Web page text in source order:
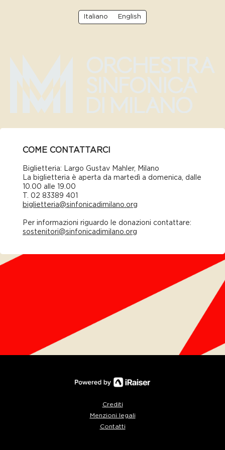
Italiano English
COME CONTATTARCI
Biglietteria: Largo Gustav Mahler, Milano
La biglietteria è aperta da martedì a domenica, dalle
10.00 alle 19.00
T. 02 83389 401
biglietteria@sinfonicadimilano.org
Per informazioni riguardo le donazioni contattare:
sostenitori@sinfonicadimilano.org
Crediti
Menzioni legali
Contatti